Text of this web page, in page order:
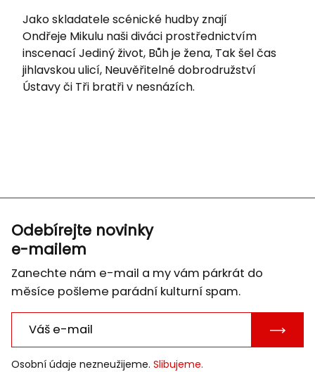
Jako skladatele scénické hudby znají
Ondřeje Mikulu naši diváci prostřednictvím
inscenací Jediný život, Bůh je žena, Tak šel čas
jihlavskou ulicí, Neuvěřitelné dobrodružství
Ústavy či Tři bratři v nesnázích.
Odebírejte novinky
e-mailem
Zanechte nám e-mail a my vám párkrát do
měsíce pošleme parádní kulturní spam.
E-
Osobní údaje nezneužijeme. Slibujeme.